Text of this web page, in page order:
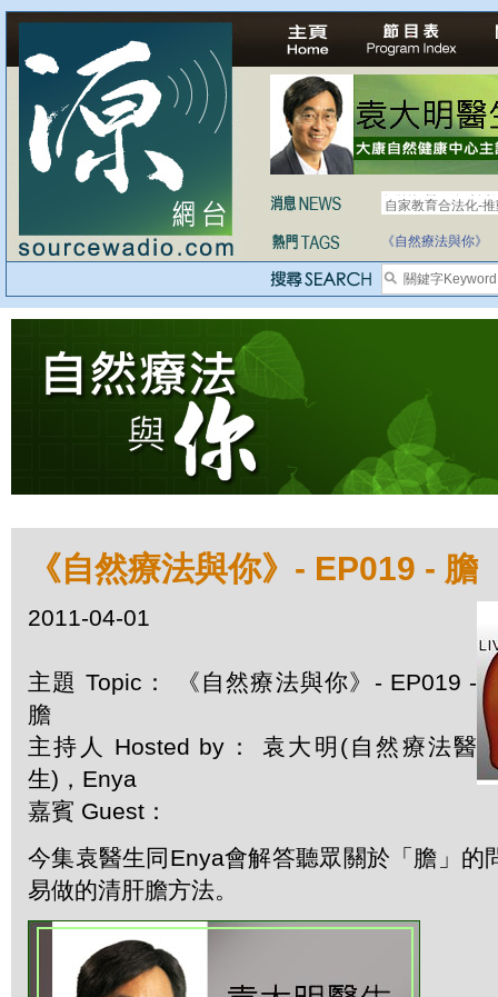
自家教育合法化-
《自然療法與你》
《自然療法與你》- EP019 - 膽
2011-04-01
主題 Topic： 《自然療法與你》- EP019 -
膽
主持人 Hosted by： 袁大明(自然療法醫
生)，Enya
嘉賓 Guest：
今集袁醫生同Enya會解答聽眾關於「膽」的
易做的清肝膽方法。